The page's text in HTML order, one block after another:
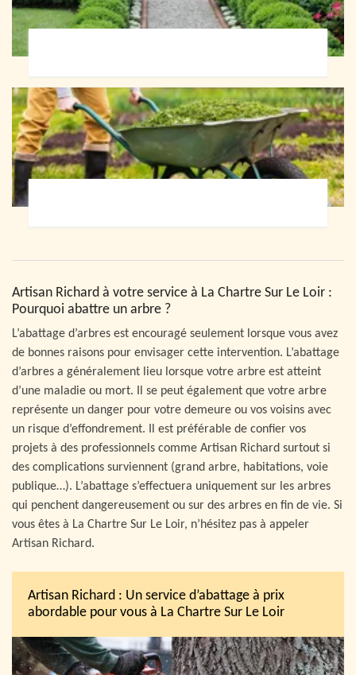
Artisan Richard à votre service à La Chartre Sur Le Loir :
Pourquoi abattre un arbre ?
L’abattage d’arbres est encouragé seulement lorsque vous avez
de bonnes raisons pour envisager cette intervention. L’abattage
d’arbres a généralement lieu lorsque votre arbre est atteint
d’une maladie ou mort. Il se peut également que votre arbre
représente un danger pour votre demeure ou vos voisins avec
un risque d’effondrement. Il est préférable de confier vos
projets à des professionnels comme Artisan Richard surtout si
des complications surviennent (grand arbre, habitations, voie
publique…). L’abattage s’effectuera uniquement sur les arbres
qui penchent dangereusement ou sur des arbres en fin de vie. Si
vous êtes à La Chartre Sur Le Loir, n’hésitez pas à appeler
Artisan Richard.
Artisan Richard : Un service d’abattage à prix
abordable pour vous à La Chartre Sur Le Loir